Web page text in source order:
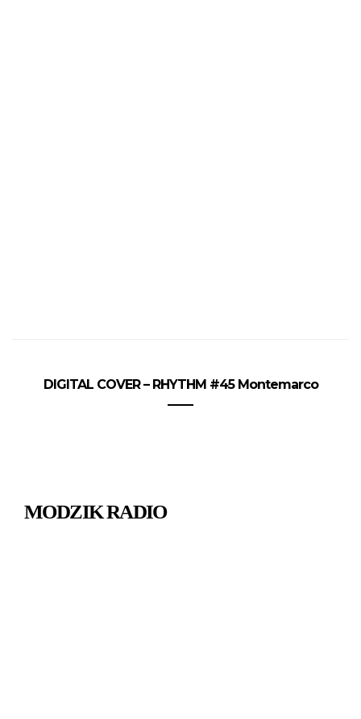
DIGITAL COVER – RHYTHM #45 Montemarco
MODZIK RADIO